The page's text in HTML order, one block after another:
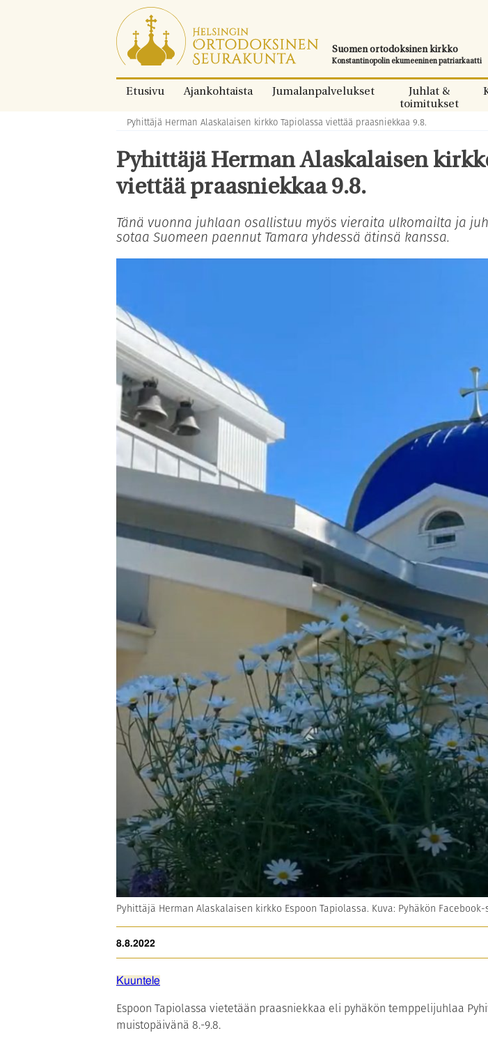
Siirry
suoraan
sisältöön.
Suomen ortodoksinen kirkko
Konstantinopolin ekumeeninen patriarkaatti
Etusivu Ajankohtaista Jumalanpalvelukset
Juhlat &
toimitukset
Murupolku:
Pyhittäjä Herman Alaskalaisen kirkko Tapiolassa viettää praasniekkaa 9.8.
Pyhittäjä Herman Alaskalaisen
viettää praasniekkaa 9.8.
Tänä vuonna juhlaan osallistuu myös vieraita ulkomailta ja
sotaa Suomeen paennut Tamara yhdessä ätinsä kanssa.
Pyhittäjä Herman Alaskalaisen kirkko Espoon Tapiolassa. Kuva: Pyhäkön
8.8.2022
Kuuntele
Espoon Tapiolassa vietetään praasniekkaa eli pyhäkön temppelijuhlaa
muistopäivänä 8.-9.8.